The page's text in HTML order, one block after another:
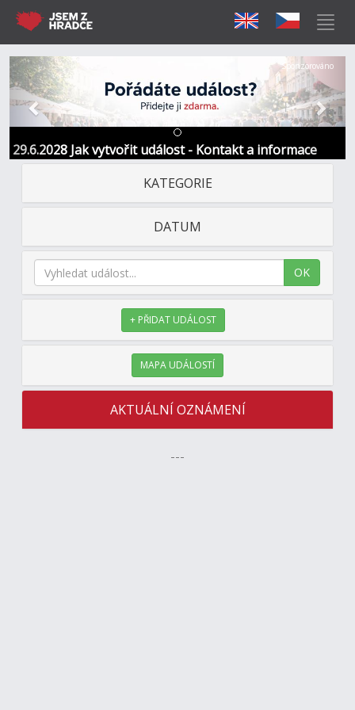
29.6.2028 Jak vytvořit událost - Kontakt a informace
Předchozí Další
Sponzorováno
KATEGORIE
DATUM
OK
+ PŘIDAT UDÁLOST
MAPA UDÁLOSTÍ
AKTUÁLNÍ OZNÁMENÍ
---